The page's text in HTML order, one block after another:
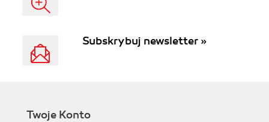
Subskrybuj newsletter »
Twoje Konto